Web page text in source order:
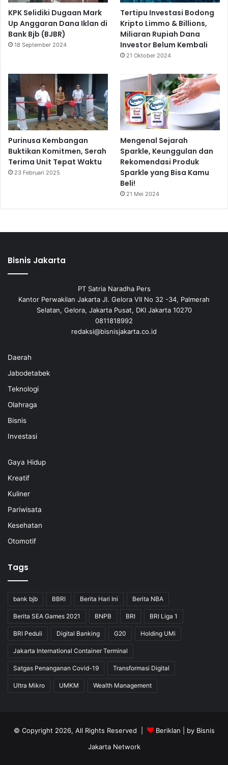
KPK Selidiki Dugaan Mark
Up Anggaran Dana Iklan di
Bank Bjb (BJBR)
18 September 2024
Tertipu Investasi Bodong
Kripto Limmo & Billions,
Miliaran Rupiah Dana
Investor Belum Kembali
21 Oktober 2024
Purinusa Kembangan
Buktikan Komitmen, Serah
Terima Unit Tepat Waktu
23 Februari 2025
Mengenal Sejarah
Sparkle, Keunggulan dan
Rekomendasi Produk
Sparkle yang Bisa Kamu
Beli!
21 Mei 2024
Bisnis Jakarta
PT Satria Naradha Pers
Kantor Perwakilan Jakarta Jl. Gelora VII No 32 -34, Palmerah
Selatan, Gelora, Jakarta Pusat, DKI Jakarta 10270
0811818992
redaksi@bisnisjakarta.co.id
Daerah
Jabodetabek
Teknologi
Olahraga
Bisnis
Investasi
Gaya Hidup
Kreatif
Kuliner
Pariwisata
Kesehatan
Otomotif
Tags
bank bjb BBRI Berita Hari Ini Berita NBA
Berita SEA Games 2021 BNPB BRI BRI Liga 1
BRI Peduli Digital Banking G20 Holding UMi
Jakarta International Container Terminal
Satgas Penanganan Covid-19 Transformasi Digital
Ultra Mikro UMKM Wealth Management
© Copyright 2026, All Rights Reserved | Beriklan | by Bisnis
Jakarta Network